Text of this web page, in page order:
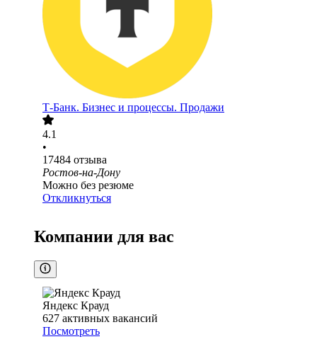
Т-Банк. Бизнес и процессы. Продажи
4.1
•
17484 отзыва
Ростов-на-Дону
Можно без резюме
Откликнуться
Компании для вас
Яндекс Крауд
627 активных вакансий
Посмотреть